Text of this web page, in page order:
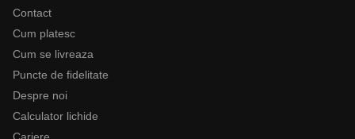
Contact
Cum platesc
Cum se livreaza
Puncte de fidelitate
Despre noi
Calculator lichide